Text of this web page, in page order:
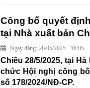
Công bố quyết
tại Nhà xuất bản
Ngày đăng: 28/05/2025 - 18:05
Chiều 28/5/2025, tại
chức Hội nghị công
số 178/2024/NĐ-CP.